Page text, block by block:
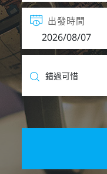
出發時間